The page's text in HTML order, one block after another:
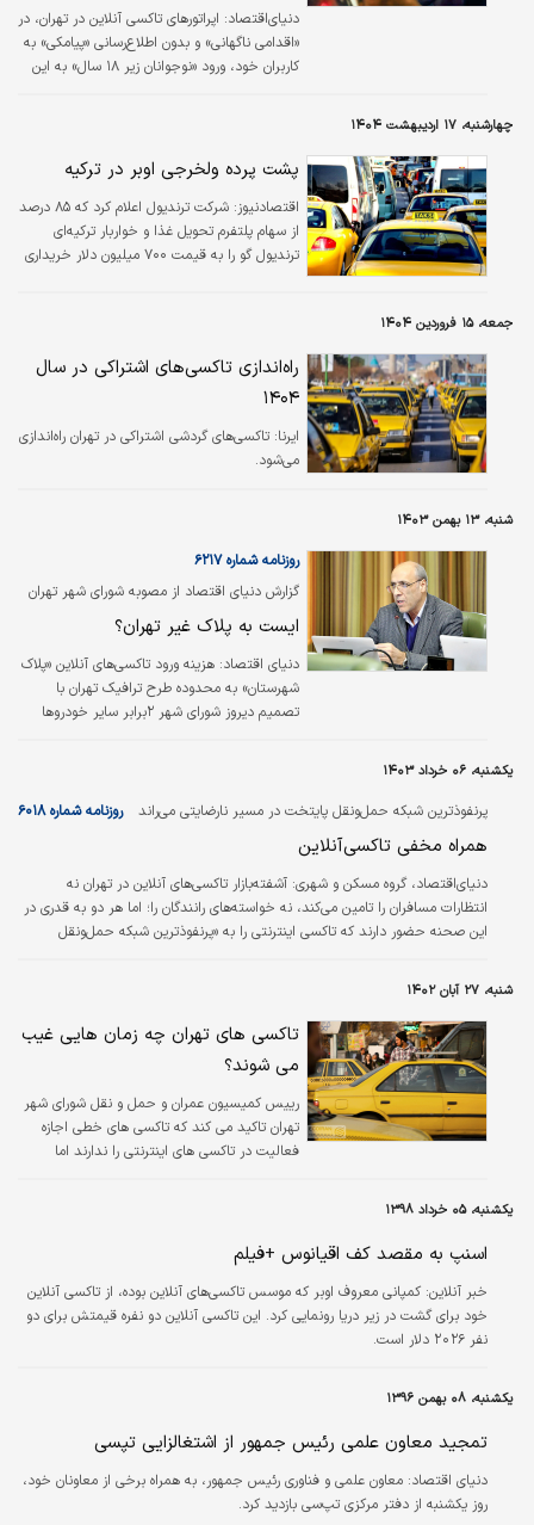
دنیای‌اقتصاد: اپراتورهای تاکسی آنلاین در تهران، در
«اقدامی ناگهانی» و بدون اطلاع‌رسانی «پیامکی» به
کاربران خود، ورود «نوجوانان زیر ۱۸ سال» به این
چهارشنبه، ۱۷ اردیبهشت ۱۴۰۴
پشت پرده ولخرجی اوبر در ترکیه
اقتصادنیوز:
شرکت ترندیول اعلام کرد که ۸۵ درصد
از سهام پلتفرم تحویل غذا و خواربار ترکیه‌ای
ترندیول گو را به قیمت ۷۰۰ میلیون دلار خریداری
جمعه، ۱۵ فروردین ۱۴۰۴
راه‌اندازی تاکسی‌های اشتراکی در سال
۱۴۰۴
ایرنا: تاکسی‌های گردشی اشتراکی در تهران راه‌اندازی
می‌شود.
شنبه، ۱۳ بهمن ۱۴۰۳
گزارش دنیای اقتصاد از مصوبه شورای شهر تهران
برای افزایش عوارض طرح ترافیک خودروهای پلاک
شهرستان
روزنامه شماره ۶۲۱۷
ایست به پلاک غیر تهران؟
دنیای اقتصاد: هزینه ورود تاکسی‌های آنلاین «پلاک
شهرستان» به محدوده طرح ترافیک تهران با
تصمیم دیروز شورای شهر ۲برابر سایر خودروها
طرح ترافیک است. بررسی‌های «دنیای‌اقتصاد»
خودروها در شبکه حمل‌ونقل عمومی پایتخت با
«تغییر عوارض طرح ترافیک» حل نمی‌شود که «بار
هزینه اضافه‌شده به این خودروها» به احتمال
خیلی زیاد روی دوش «شهروندان تهرانی» به‌عنوان
یکشنبه، ۰۶ خرداد ۱۴۰۳
پرنفوذترین شبکه حمل‌ونقل پایتخت در مسیر نارضایتی می‌راند روزنامه شماره ۶۰۱۸
همراه مخفی تاکسی‌‌آنلاین
دنیای‌اقتصاد، گروه مسکن و شهری: آشفته‌بازار تاکسی‌های آنلاین در تهران نه
انتظارات مسافران را تامین می‌کند، نه خواسته‌های رانندگان را؛ اما هر دو به قدری در
این صحنه حضور دارند که تاکسی‌ اینترنتی را به «پرنفوذترین شبکه حمل‌ونقل
نارضایتی-میل به استفاده» نشان می‌دهد، خلأ «گزینه جایگزین» هم برای شاغلان این
به این تاکسی‌ها وارد کرده‌اند و راننده‌ها نیز ۲ گلایه اساسی دارند. ریشه…
شنبه، ۲۷ آبان ۱۴۰۲
تاکسی های تهران چه زمان هایی غیب
می شوند؟
رییس کمیسیون عمران و حمل و نقل شورای شهر
تهران تاکید می کند که تاکسی های خطی اجازه
فعالیت در تاکسی های اینترنتی را ندارند اما
یکشنبه، ۰۵ خرداد ۱۳۹۸
اسنپ به مقصد کف اقیانوس +فیلم
خبر آنلاین: کمپانی معروف اوبر که موسس تاکسی‌های آنلاین بوده، از تاکسی آنلاین
خود برای گشت در زیر دریا رونمایی کرد. این تاکسی آنلاین دو نفره قیمتش برای دو
نفر ٢٠٢۶ دلار است.
یکشنبه، ۰۸ بهمن ۱۳۹۶
تمجید معاون علمی رئیس جمهور از اشتغالزایی تپسی
دنیای اقتصاد: معاون علمی و فناوری رئیس جمهور، به همراه برخی از معاونان خود،
روز یکشنبه از دفتر مرکزی تپ‌سی بازدید کرد.